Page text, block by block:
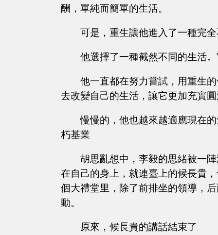
酬，單純而簡單的生活。
可是，重生讓他進入了一種完
他選擇了一種截然不同的生活
他一直都在努力嘗試，用重生
去改變自己的生活，讓它更加充實
慢慢的，他也越來越適應現在
朽基業
胡思亂想中，李毅的思緒被一
在自己的身上，就連臺上的候長貴
個大禮堂里，除了前排坐的領導，
動。
原來，候長貴的講話結束了